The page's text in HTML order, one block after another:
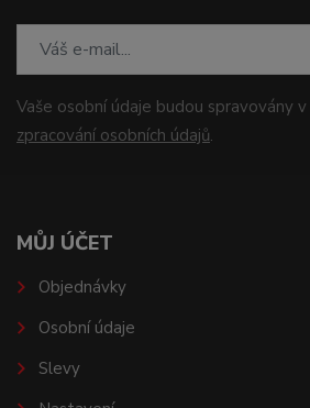
Vaše osobní údaje budou spravovány
zpracování osobních údajů.
MŮJ ÚČET
Objednávky
Osobní údaje
Slevy